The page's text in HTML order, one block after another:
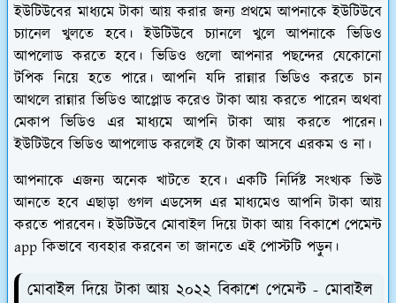
ইউটিউবের মাধ্যমে টাকা আয় করার জন্য প্রথমে আপনাকে ইউটিউবে
চ্যানেল খুলতে হবে। ইউটিউবে চ্যানলে খুলে আপনাকে ভিডিও
আপলোড করতে হবে। ভিডিও গুলো আপনার পছন্দের যেকোনো
টপিক নিয়ে হতে পারে। আপনি যদি রান্নার ভিডিও করতে চান
আথলে রান্নার ভিডিও আপ্লোড করেও টাকা আয় করতে পারেন অথবা
মেকাপ ভিডিও এর মাধ্যমে আপনি টাকা আয় করতে পারেন।
ইউটিউবে ভিডিও আপলোড করলেই যে টাকা আসবে এরকম ও না।
আপনাকে এজন্য অনেক খাটতে হবে। একটি নির্দিষ্ট সংখ্যক ভিউ
আনতে হবে এছাড়া গুগল এডসেন্স এর মাধ্যমেও আপনি টাকা আয়
করতে পারবেন। ইউটিউবে মোবাইল দিয়ে টাকা আয় বিকাশে পেমেন্ট
app কিভাবে ব্যবহার করবেন তা জানতে এই পোস্টটি পড়ুন।
মোবাইল দিয়ে টাকা আয় ২০২২ বিকাশে পেমেন্ট - মোবাইল